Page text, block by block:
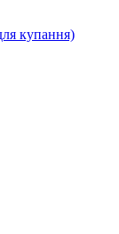
купання)